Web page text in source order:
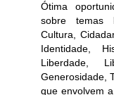
Ótima
sobre temas
Cultura,
Identidade,
Liberdade,
Generosidade,
que envolvem